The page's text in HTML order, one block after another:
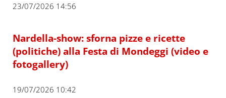
23/07/2026 14:56
Nardella-show: sforna pizze e ricette
(politiche) alla Festa di Mondeggi (video e
fotogallery)
19/07/2026 10:42